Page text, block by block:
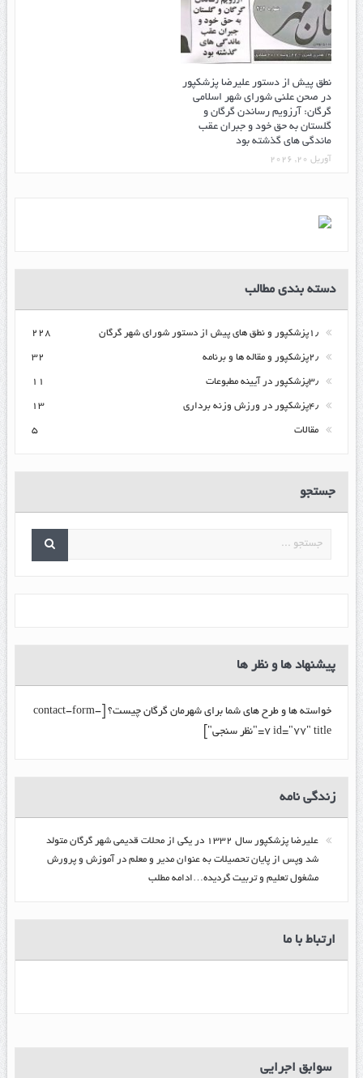
نطق پیش از دستور علیرضا پزشکپور
در صحن علنی شورای شهر اسلامی
گرگان: آرزویم رساندن گرگان و
گلستان به حق خود و جبران عقب
ماندگی های گذشته بود
آوریل 20, 2026
دسته بندی مطالب
۱٫پزشکپور و نطق های پیش از دستور شورای شهر گرگان ۲۲۸
۲٫پزشکپور و مقاله ها و برنامه ۳۲
۳٫پزشکپور در آیینه مطبوعات ۱۱
۴٫پزشکپور در ورزش وزنه برداری ۱۳
مقالات ۵
جستجو
پیشنهاد ها و نظر ها
خواسته ها و طرح های شما برای شهرمان گرگان چیست؟ [contact-form-
7 id="77" title="نظر سنجی"]
زندگي نامه
عليرضا پزشكپور سال ۱۳۳۲ در یکی از محلات قدیمی شهر گرگان متولد
شد وپس از پایان تحصیلات به عنوان مدیر و معلم در آموزش و پرورش
مشغول تعلیم و تربیت گرديده…ادامه مطلب
ارتباط با ما
سوابق اجرایی